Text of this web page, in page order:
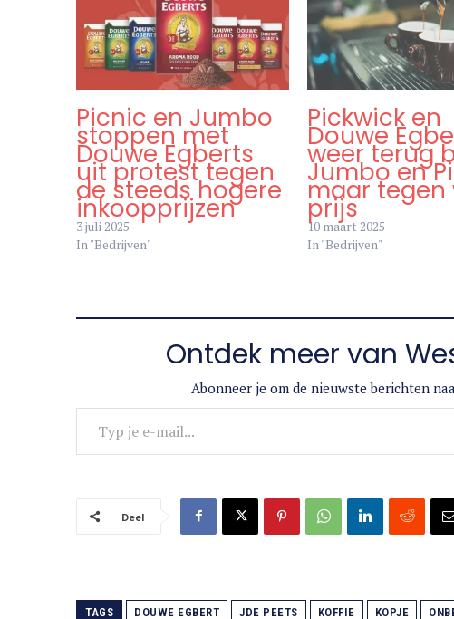
Picnic en Jumbo
stoppen met
Douwe Egberts
uit protest tegen
de steeds hogere
inkoopprijzen
3 juli 2025
Pickwick en
Douwe
weer terug
Jumbo en
maar tegen
prijs
10 maart 2025
Ontdek meer van
Abonneer je om de nieuwste berichten